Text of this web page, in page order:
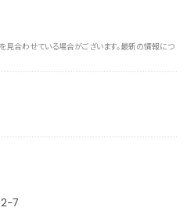
合わせている場合がございます。最新の情報につ
7